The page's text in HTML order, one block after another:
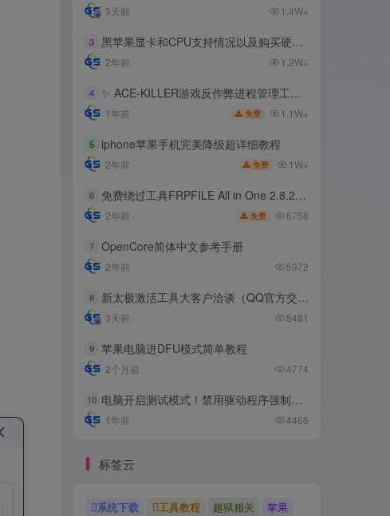
3天前 1.4W+
3 黑苹果显卡和CPU支持情况以及购买硬件防踩坑指南
2年前 1.2W+
4 ✨ ACE-KILLER游戏反作弊进程管理工具 ✨
1年前 免费 1.1W+
5 iphone苹果手机完美降级超详细教程
2年前 免费 1W+
6 免费绕过工具FRPFILE All in One 2.8.2，支持iOS 12.5.3~14.8
2年前 免费 6758
7 OpenCore简体中文参考手册
2年前 5972
8 新太极激活工具大客户洽谈（QQ官方交流群：523943346）
3天前 5481
9 苹果电脑进DFU模式简单教程
2个月前 4774
10 电脑开启测试模式！禁用驱动程序强制签名！（大概操作方法）
1年前 4466
标签云
系统下载 工具教程 越狱相关
苹果